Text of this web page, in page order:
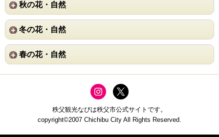
秋の花・自然
冬の花・自然
春の花・自然
秩父観光なびは秩父市公式サイトです。
copyright©2007 Chichibu City All Rights Reserved.